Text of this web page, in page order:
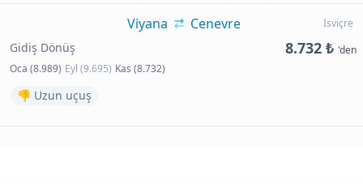
İsviçre
Viyana Cenevre
Gidiş Dönüş
Oca (8.989) Eyl (9.695) Kas (8.732)
8.732 ₺ 'den
👎 Uzun uçuş